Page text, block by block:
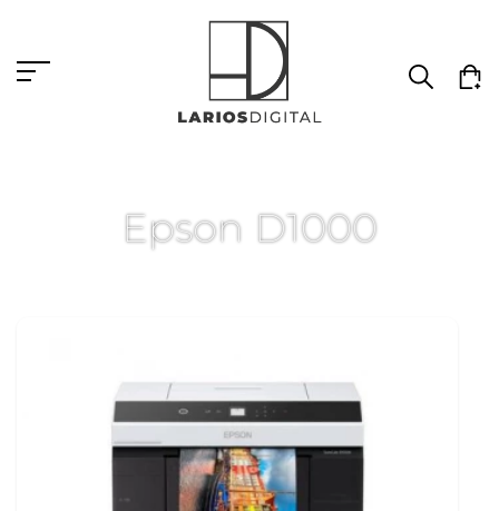
Epson D1000